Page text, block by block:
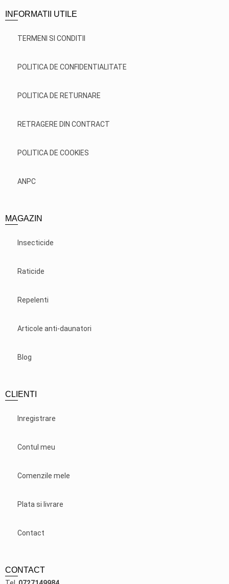
INFORMATII UTILE
TERMENI SI CONDITII
POLITICA DE CONFIDENTIALITATE
POLITICA DE RETURNARE
RETRAGERE DIN CONTRACT
POLITICA DE COOKIES
ANPC
MAGAZIN
Insecticide
Raticide
Repelenti
Articole anti-daunatori
Blog
CLIENTI
Inregistrare
Contul meu
Comenzile mele
Plata si livrare
Contact
CONTACT